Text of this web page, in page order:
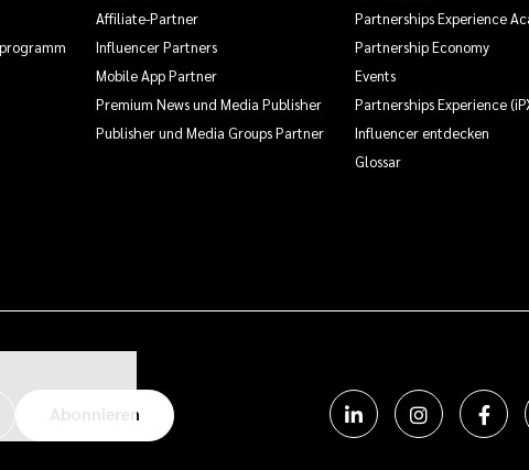
Affiliate-Partner
Influencer Partners
Mobile App Partner
Premium News und Media Publisher
Publisher und Media Groups Partner
Partnerships Experience
Partnership Economy
Events
Partnerships Experience
Influencer entdecken
Glossar
Abonnieren